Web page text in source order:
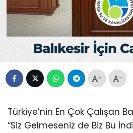
+ -
Türkiye’nin En Çok Çalışan
“Siz Gelmeseniz de Biz Bu